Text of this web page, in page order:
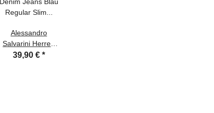
Alessandro
Salvarini Herren
Denim Jeans Blau
39,90 € *